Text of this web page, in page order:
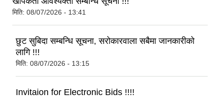
मिति: 08/07/2026 - 13:41
छुट सुबिदा सम्बन्धि सूचना, सरोकारवाला सबैमा जानकारीको
लागि !!!
मिति: 08/07/2026 - 13:15
Invitaion for Electronic Bids !!!!